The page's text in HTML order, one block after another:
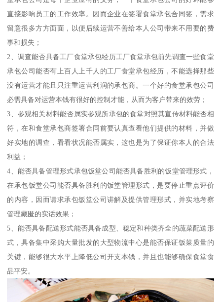
直接影响员工的工作效率。因而企业在签署食堂承包合同签，需求
留意很多方方面面，以便后续运营不善给本人公司带来不用要的费
事和损失；
2、调查能否具备工厂食堂承包经历工厂食堂承包前先调查一些食堂
承包公司能否有上百人上千人的工厂食堂承包经历，不能选择那些
没有运营才能且只注重运营利润的承包商。一个好的食堂承包公司
必需具备对运营本钱有很好的控制才能，从而为客户带来的效劳；
3、参观相关材料能否属实参观所承包的食堂对照其宣传材料能否相
符，在和食堂承包商签署合同前要认真查看他们提供的材料，并做
好实地的调查，看看状况能否属实，这也是为了保证你本人的合法
利益；
4、能否具备管理形式承包饭堂公司能否具备胜利的饭堂管理形式，
在承包饭堂公司能否具备胜利的饭堂管理形式，是要停止重点评价
的内容，因而请求承包饭堂公司讲解及提供管理形式，并实地考察
管理藏匿的实话效果；
5、能否具备配送形式能否具备成型、稳定和种类齐全的蔬菜配送形
式，具备集中采购大量批发的大型物流中心是能否保证饭菜质量的
关键，能够很大水平上降低公司开支本钱，并且也能够确保食堂食
品平安。